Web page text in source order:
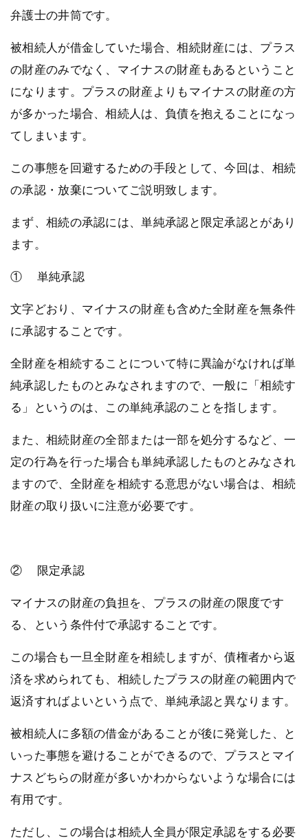
弁護士の井筒です。
被相続人が借金していた場合、相続財産には、プラス
の財産のみでなく、マイナスの財産もあるということ
になります。プラスの財産よりもマイナスの財産の方
が多かった場合、相続人は、負債を抱えることになっ
てしまいます。
この事態を回避するための手段として、今回は、相続
の承認・放棄についてご説明致します。
まず、相続の承認には、単純承認と限定承認とがあり
ます。
① 単純承認
文字どおり、マイナスの財産も含めた全財産を無条件
に承認することです。
全財産を相続することについて特に異論がなければ単
純承認したものとみなされますので、一般に「相続す
る」というのは、この単純承認のことを指します。
また、相続財産の全部または一部を処分するなど、一
定の行為を行った場合も単純承認したものとみなされ
ますので、全財産を相続する意思がない場合は、相続
財産の取り扱いに注意が必要です。
② 限定承認
マイナスの財産の負担を、プラスの財産の限度です
る、という条件付で承認することです。
この場合も一旦全財産を相続しますが、債権者から返
済を求められても、相続したプラスの財産の範囲内で
返済すればよいという点で、単純承認と異なります。
被相続人に多額の借金があることが後に発覚した、と
いった事態を避けることができるので、プラスとマイ
ナスどちらの財産が多いかわからないような場合には
有用です。
ただし、この場合は相続人全員が限定承認をする必要